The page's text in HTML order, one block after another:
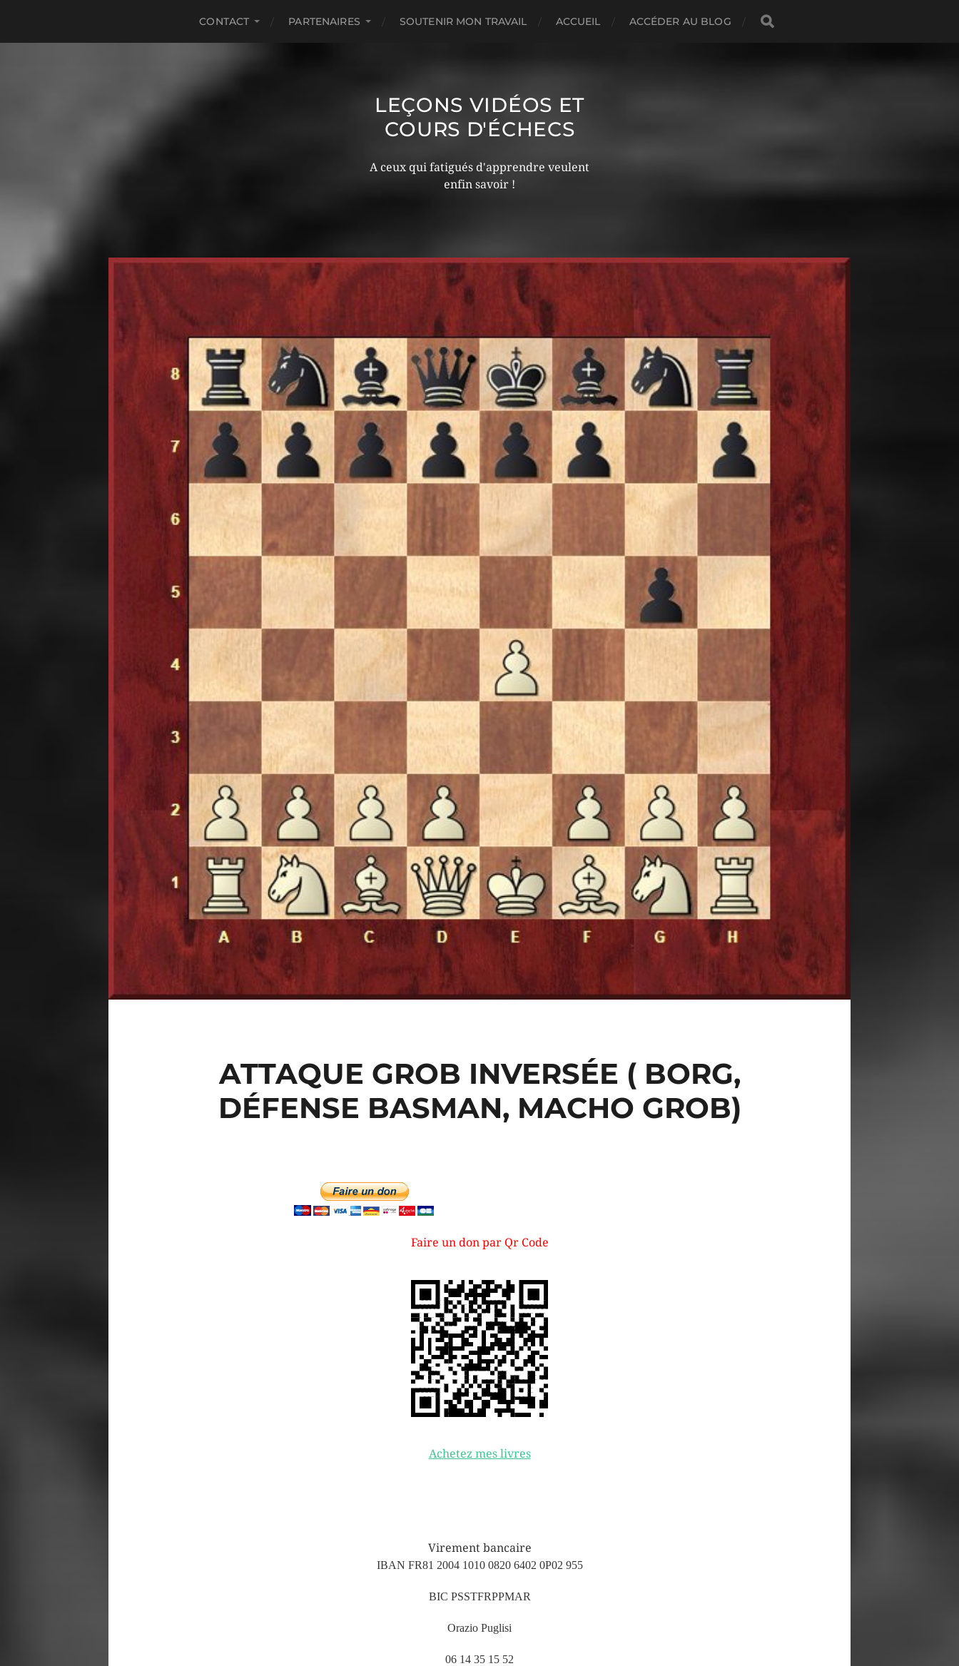
CONTACT PARTENAIRES SOUTENIR MON TRAVAIL ACCUEIL ACCÉDER AU BLOG
LEÇONS VIDÉOS ET
COURS D'ÉCHECS
A ceux qui fatigués d'apprendre veulent
enfin savoir !
ATTAQUE GROB INVERSÉE ( BORG,
DÉFENSE BASMAN, MACHO GROB)
Faire un don par Qr Code
Achetez mes livres
Virement bancaire
IBAN FR81 2004 1010 0820 6402 0P02 955
BIC PSSTFRPPMAR
Orazio Puglisi
06 14 35 15 52